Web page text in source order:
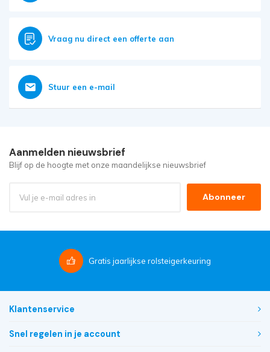
Vraag nu direct een offerte aan
Stuur een e-mail
Aanmelden nieuwsbrief
Blijf op de hoogte met onze maandelijkse nieuwsbrief
Abonneer
Gratis jaarlijkse rolsteigerkeuring
Klantenservice
Snel regelen in je account